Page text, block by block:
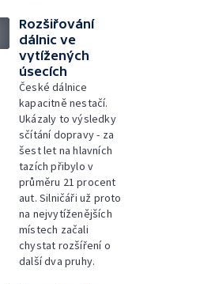
Rozšiřování
dálnic ve
vytížených
úsecích
České dálnice
kapacitně nestačí.
Ukázaly to výsledky
sčítání dopravy - za
šest let na hlavních
tazích přibylo v
průměru 21 procent
aut. Silničáři už proto
na nejvytíženějších
místech začali
chystat rozšíření o
další dva pruhy.